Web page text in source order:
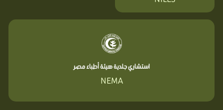
استشاري جلدية هيئة أطباء مصر
NEMA